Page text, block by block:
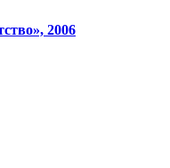
2006